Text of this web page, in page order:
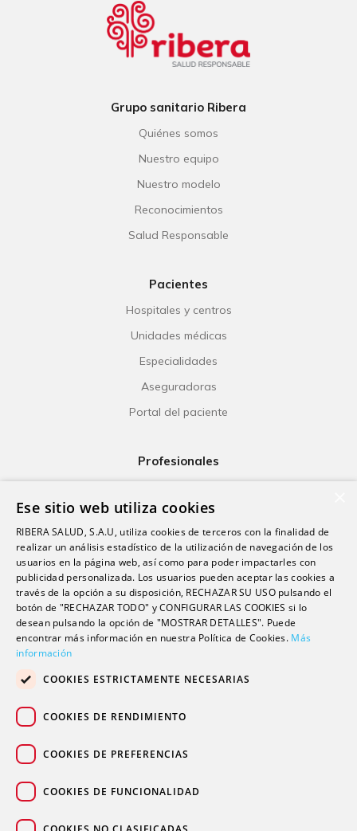
Grupo sanitario Ribera
Quiénes somos
Nuestro equipo
Nuestro modelo
Reconocimientos
Salud Responsable
Pacientes
Hospitales y centros
Unidades médicas
Especialidades
Aseguradoras
Portal del paciente
Profesionales
Investigación
Formación
Escuela universitaria
Trabaja con nosotros
Contacto
Podcast
Ese sitio web utiliza cookies
RIBERA SALUD, S.A.U, utiliza cookies de terceros con la finalidad de
realizar un análisis estadístico de la utilización de navegación de los
usuarios en la página web, así como para poder impactarles con
publicidad personalizada. Los usuarios pueden aceptar las cookies a
través de la opción a su disposición, RECHAZAR SU USO pulsando el
botón de "RECHAZAR TODO" y CONFIGURAR LAS COOKIES si lo
desean pulsando la opción de "MOSTRAR DETALLES". Puede
encontrar más información en nuestra Política de Cookies. Más
información
COOKIES ESTRICTAMENTE NECESARIAS
COOKIES DE RENDIMIENTO
COOKIES DE PREFERENCIAS
COOKIES DE FUNCIONALIDAD